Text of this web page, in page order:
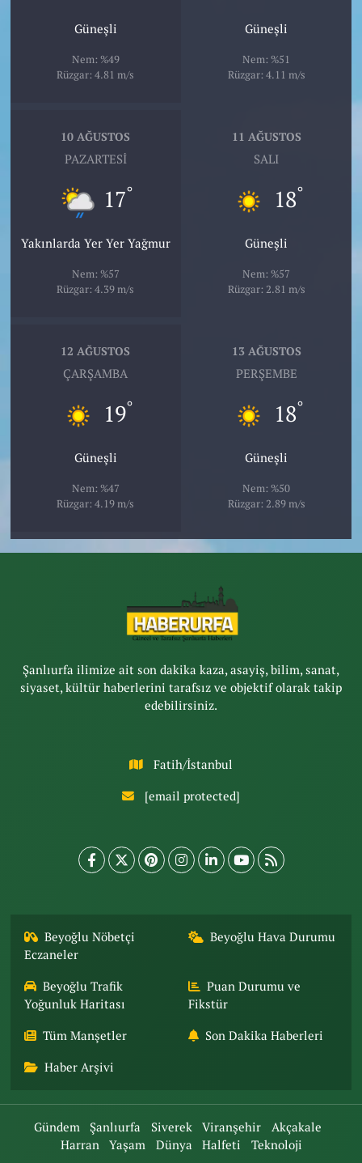
Güneşli
Nem: %49
Rüzgar: 4.81 m/s
Güneşli
Nem: %51
Rüzgar: 4.11 m/s
10 AĞUSTOS
PAZARTESI
17°
Yakınlarda Yer Yer Yağmur
Nem: %57
Rüzgar: 4.39 m/s
11 AĞUSTOS
SALI
18°
Güneşli
Nem: %57
Rüzgar: 2.81 m/s
12 AĞUSTOS
ÇARŞAMBA
19°
Güneşli
Nem: %47
Rüzgar: 4.19 m/s
13 AĞUSTOS
PERŞEMBE
18°
Güneşli
Nem: %50
Rüzgar: 2.89 m/s
Şanlıurfa ilimize ait son dakika kaza, asayiş, bilim, sanat,
siyaset, kültür haberlerini tarafsız ve objektif olarak takip
edebilirsiniz.
Fatih/İstanbul
[email protected]
Beyoğlu Nöbetçi
Eczaneler
Beyoğlu Hava Durumu
Beyoğlu Trafik
Yoğunluk Haritası
Puan Durumu ve
Fikstür
Tüm Manşetler Son Dakika Haberleri
Haber Arşivi
Gündem Şanlıurfa Siverek Viranşehir
Akçakale
Harran
Yaşam Dünya Halfeti Teknoloji